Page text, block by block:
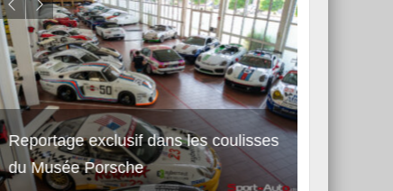
Découverte de la nouvelle Ferrari
12Cilindri Manuale